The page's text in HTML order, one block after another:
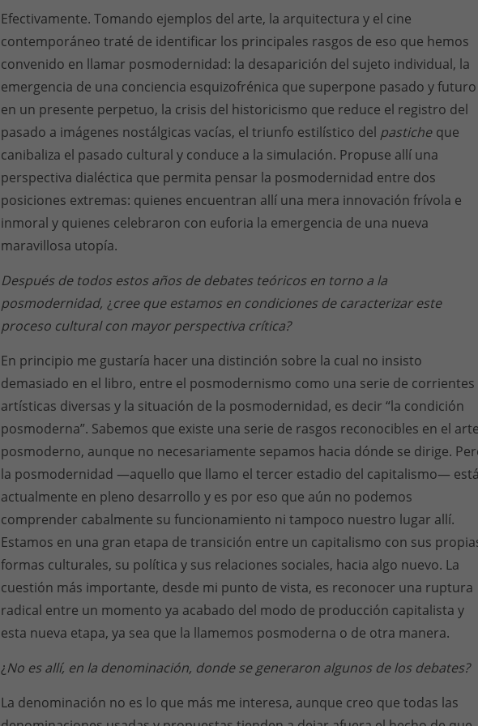
Efectivamente. Tomando ejemplos del arte, la arquitectura y el cine
contemporáneo traté de identificar los principales rasgos de eso que hemos
convenido en llamar posmodernidad: la desaparición del sujeto individual, la
emergencia de una conciencia esquizofrénica que superpone pasado y futuro
en un presente perpetuo, la crisis del historicismo que reduce el registro del
pasado a imágenes nostálgicas vacías, el triunfo estilístico del pastiche que
canibaliza el pasado cultural y conduce a la simulación. Propuse allí una
perspectiva dialéctica que permita pensar la posmodernidad entre dos
posiciones extremas: quienes encuentran allí una mera innovación frívola e
inmoral y quienes celebraron con euforia la emergencia de una nueva
maravillosa utopía.
Después de todos estos años de debates teóricos en torno a la
posmodernidad, ¿cree que estamos en condiciones de caracterizar este
proceso cultural con mayor perspectiva crítica?
En principio me gustaría hacer una distinción sobre la cual no insisto
demasiado en el libro, entre el posmodernismo como una serie de corrientes
artísticas diversas y la situación de la posmodernidad, es decir “la condición
posmoderna”. Sabemos que existe una serie de rasgos reconocibles en el arte
posmoderno, aunque no necesariamente sepamos hacia dónde se dirige.
la posmodernidad —aquello que llamo el tercer estadio del capitalismo— está
actualmente en pleno desarrollo y es por eso que aún no podemos
comprender cabalmente su funcionamiento ni tampoco nuestro lugar allí.
Estamos en una gran etapa de transición entre un capitalismo con sus
formas culturales, su política y sus relaciones sociales, hacia algo nuevo. La
cuestión más importante, desde mi punto de vista, es reconocer una ruptura
radical entre un momento ya acabado del modo de producción capitalista y
esta nueva etapa, ya sea que la llamemos posmoderna o de otra manera.
¿No es allí, en la denominación, donde se generaron algunos de los debates?
La denominación no es lo que más me interesa, aunque creo que todas las